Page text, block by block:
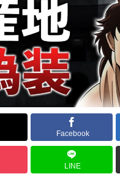
Facebook
LINE